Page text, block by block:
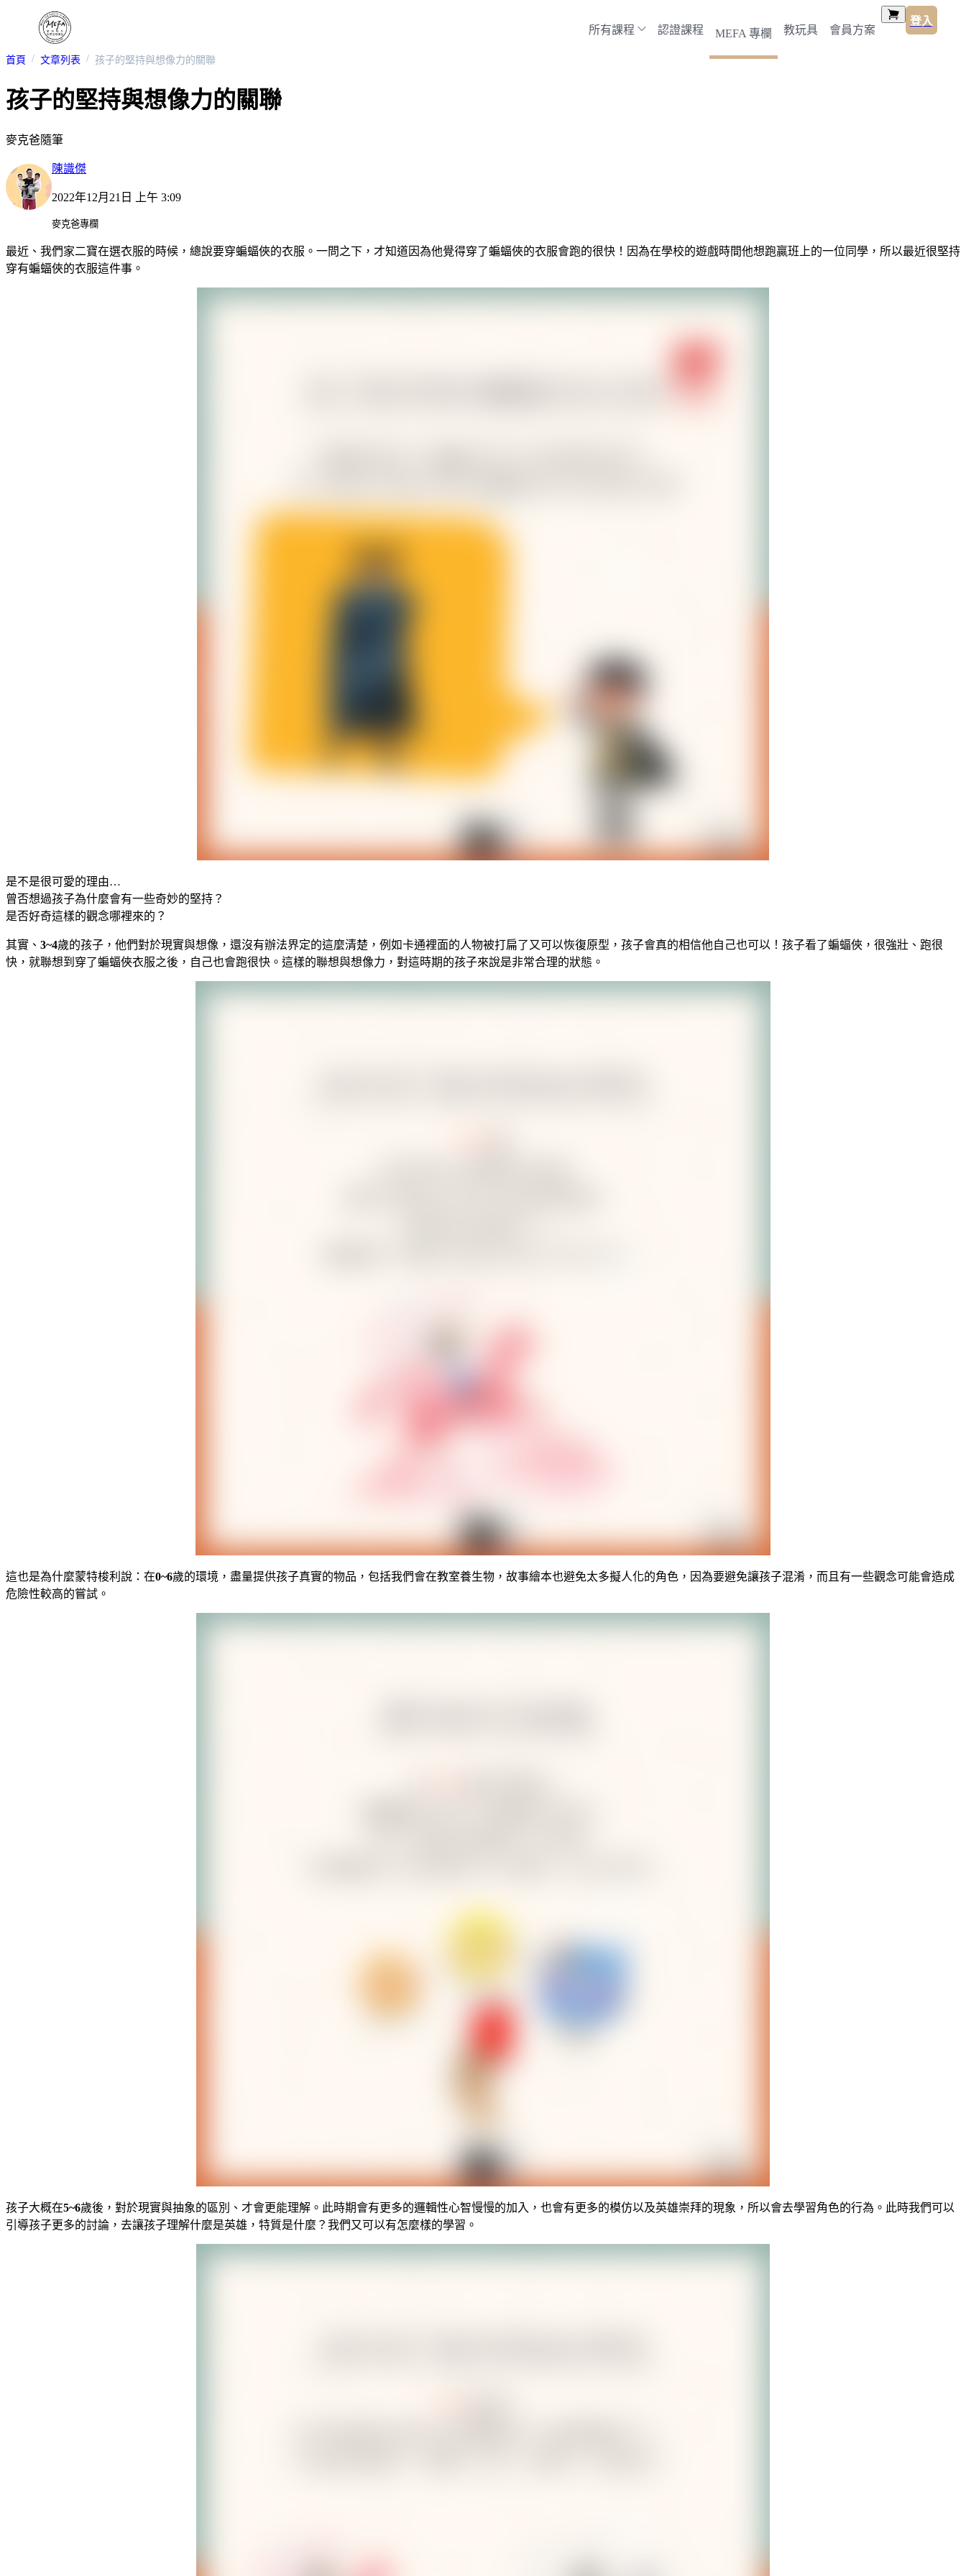
所有課程 認證課程 MEFA 專欄 教玩具 會員方案
登入
首頁 文章列表 孩子的堅持與想像力的關聯
孩子的堅持與想像力的關聯
麥克爸隨筆
陳識傑
2022年12月21日 上午 3:09
麥克爸專欄
最近、我們家二寶在選衣服的時候，總說要穿蝙蝠俠的衣服。一問之下，才知道因為他覺得穿了蝙蝠俠的衣服會跑的很快！因為在學校的遊戲時間他想跑贏班上的一位同學，所以最近很堅持
穿有蝙蝠俠的衣服這件事。
是不是很可愛的理由…
曾否想過孩子為什麼會有一些奇妙的堅持？
是否好奇這樣的觀念哪裡來的？
其實、 3~4歲的孩子，他們對於現實與想像，還沒有辦法界定的這麼清楚，例如卡通裡面的人物被打扁了又可以恢復原型，孩子會真的相信他自己也可以！孩子看了蝙蝠俠，很強壯、跑很
快，就聯想到穿了蝙蝠俠衣服之後，自己也會跑很快。這樣的聯想與想像力，對這時期的孩子來說是非常合理的狀態。
這也是為什麼蒙特梭利說：在0~6歲的環境，盡量提供孩子真實的物品，包括我們會在教室養生物，故事繪本也避免太多擬人化的角色，因為要避免讓孩子混淆，而且有一些觀念可能會造成
危險性較高的嘗試。
孩子大概在5~6歲後，對於現實與抽象的區別、才會更能理解。此時期會有更多的邏輯性心智慢慢的加入，也會有更多的模仿以及英雄崇拜的現象，所以會去學習角色的行為。此時我們可以
引導孩子更多的討論，去讓孩子理解什麼是英雄，特質是什麼？我們又可以有怎麼樣的學習。